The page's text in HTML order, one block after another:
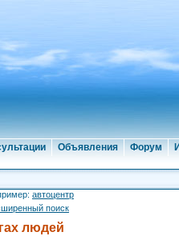
Объявления Форум
автоцентр
поиск
людей